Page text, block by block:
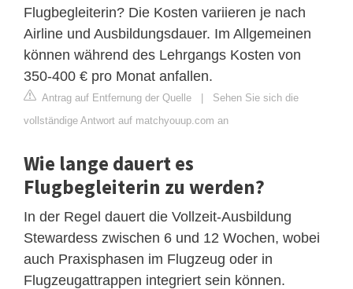
Flugbegleiterin? Die Kosten variieren je nach
Airline und Ausbildungsdauer. Im Allgemeinen
können während des Lehrgangs Kosten von
350-400 € pro Monat anfallen.
Antrag auf Entfernung der Quelle | Sehen Sie sich die
vollständige Antwort auf matchyouup.com an
Wie lange dauert es
Flugbegleiterin zu werden?
In der Regel dauert die Vollzeit-Ausbildung
Stewardess zwischen 6 und 12 Wochen, wobei
auch Praxisphasen im Flugzeug oder in
Flugzeugattrappen integriert sein können.